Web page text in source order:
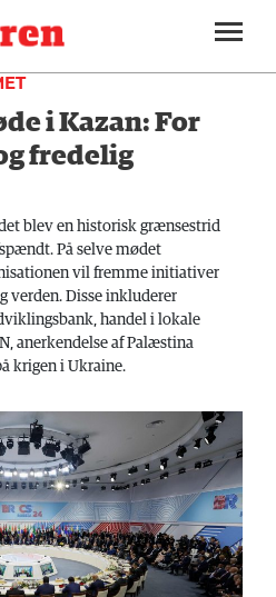
i Kazan: For
fredelig
blev en historisk grænsestrid
På selve mødet
vil fremme initiativer
verden. Disse inkluderer
handel i lokale
anerkendelse af Palæstina
krigen i Ukraine.